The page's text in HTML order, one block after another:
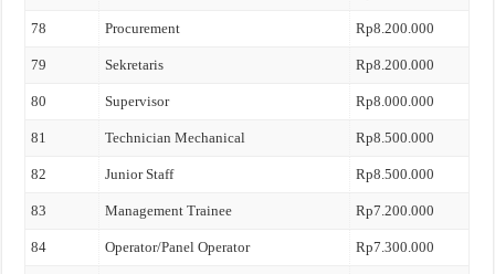
78 Procurement Rp8.200.000
79 Sekretaris Rp8.200.000
80 Supervisor Rp8.000.000
81 Technician Mechanical Rp8.500.000
82 Junior Staff Rp8.500.000
83 Management Trainee Rp7.200.000
84 Operator/Panel Operator Rp7.300.000